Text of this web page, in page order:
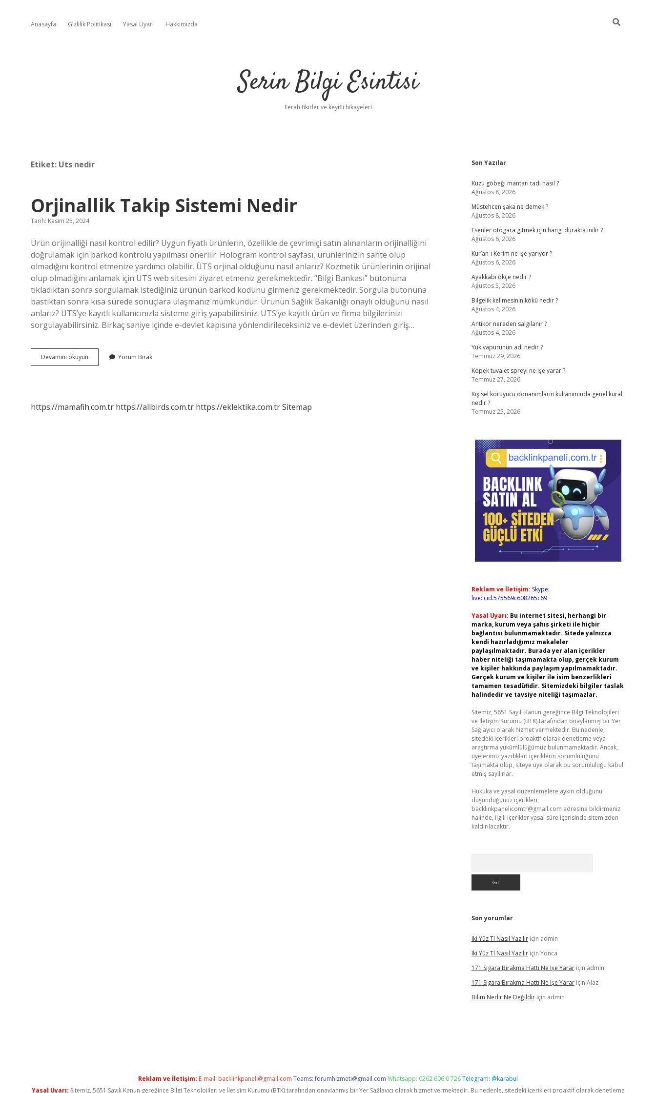
Anasayfa Gizlilik Politikası Yasal Uyarı Hakkımızda
Serin Bilgi Esintisi
Ferah fikirler ve keyifli hikayeler!
Etiket: Uts nedir
Orjinallik Takip Sistemi Nedir
Tarih: Kasım 25, 2024
Ürün orijinalliği nasıl kontrol edilir? Uygun fiyatlı ürünlerin, özellikle de çevrimiçi satın alınanların orijinalliğini
doğrulamak için barkod kontrolü yapılması önerilir. Hologram kontrol sayfası, ürünlerinizin sahte olup
olmadığını kontrol etmenize yardımcı olabilir. ÜTS orjinal olduğunu nasıl anlarız? Kozmetik ürünlerinin orijinal
olup olmadığını anlamak için ÜTS web sitesini ziyaret etmeniz gerekmektedir. “Bilgi Bankası” butonuna
tıkladıktan sonra sorgulamak istediğiniz ürünün barkod kodunu girmeniz gerekmektedir. Sorgula butonuna
bastıktan sonra kısa sürede sonuçlara ulaşmanız mümkündür. Ürünün Sağlık Bakanlığı onaylı olduğunu nasıl
anlarız? ÜTS’ye kayıtlı kullanıcınızla sisteme giriş yapabilirsiniz. ÜTS’ye kayıtlı ürün ve firma bilgilerinizi
sorgulayabilirsiniz. Birkaç saniye içinde e-devlet kapısına yönlendirileceksiniz ve e-devlet üzerinden giriş…
Devamını okuyun Orjinallik
Takip
Yorum Bırak
https://mamafih.com.tr https://allbirds.com.tr https://eklektika.com.trSitemap
Sidebar
Son Yazılar
Kuzu göbeği mantarı tadı nasıl ?
Ağustos 8, 2026
Müstehcen şaka ne demek ?
Ağustos 8, 2026
Esenler otogara gitmek için hangi durakta inilir ?
Ağustos 6, 2026
Kur’an-ı Kerim ne işe yarıyor ?
Ağustos 6, 2026
Ayakkabı ökçe nedir ?
Ağustos 5, 2026
Bilgelik kelimesinin kökü nedir ?
Ağustos 4, 2026
Antikor nereden salgılanır ?
Ağustos 4, 2026
Yük vapurunun adı nedir ?
Temmuz 29, 2026
Köpek tuvalet spreyi ne işe yarar ?
Temmuz 27, 2026
Kişisel koruyucu donanımların kullanımında genel kural
nedir ?
Temmuz 25, 2026
Reklam ve İletişim: Skype:
live:.cid.575569c608265c69
Yasal Uyarı: Bu internet sitesi, herhangi bir
marka, kurum veya şahıs şirketi ile hiçbir
bağlantısı bulunmamaktadır. Sitede yalnızca
kendi hazırladığımız makaleler
paylaşılmaktadır. Burada yer alan içerikler
haber niteliği taşımamakta olup, gerçek kurum
ve kişiler hakkında paylaşım yapılmamaktadır.
Gerçek kurum ve kişiler ile isim benzerlikleri
tamamen tesadüfidir. Sitemizdeki bilgiler taslak
halindedir ve tavsiye niteliği taşımazlar.
Sitemiz, 5651 Sayılı Kanun gereğince Bilgi Teknolojileri
ve İletişim Kurumu (BTK) tarafından onaylanmış bir Yer
Sağlayıcı olarak hizmet vermektedir. Bu nedenle,
sitedeki içerikleri proaktif olarak denetleme veya
araştırma yükümlülüğümüz bulunmamaktadır. Ancak,
üyelerimiz yazdıkları içeriklerin sorumluluğunu
taşımakta olup, siteye üye olarak bu sorumluluğu kabul
etmiş sayılırlar.
Hukuka ve yasal düzenlemelere aykırı olduğunu
düşündüğünüz içerikleri,
backlinkpanelicomtr@gmail.com adresine bildirmeniz
halinde, ilgili içerikler yasal süre içerisinde sitemizden
kaldırılacaktır.
Son yorumlar
Iki Yüz Tl Nasıl Yazılıriçin admin
Iki Yüz Tl Nasıl Yazılıriçin Yonca
171 Sigara Bırakma Hattı Ne Işe Yarariçin admin
171 Sigara Bırakma Hattı Ne Işe Yarariçin Alaz
Bilim Nedir Ne Değildiriçin admin
Reklam ve İletişim: E-mail: backlinkpaneli@gmail.com Teams:forumhizmeti@gmail.com Whatsapp: 0262 606 0 726Telegram: @karabul
Yasal Uyarı: Sitemiz, 5651 Sayılı Kanun gereğince Bilgi Teknolojileri ve İletişim Kurumu (BTK) tarafından onaylanmış bir Yer Sağlayıcı olarak hizmet vermektedir. Bu nedenle, sitedeki içerikleri proaktif olarak denetleme